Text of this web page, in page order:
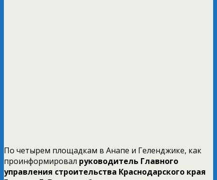
По четырем площадкам в Анапе и Геленджике, как
проинформировал руководитель Главного
управления строительства Краснодарского края